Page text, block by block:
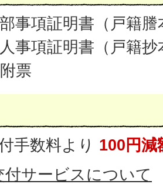
事項証明書（戸籍謄
事項証明書（戸籍抄
票
手数料より 100円減
付サービスについて